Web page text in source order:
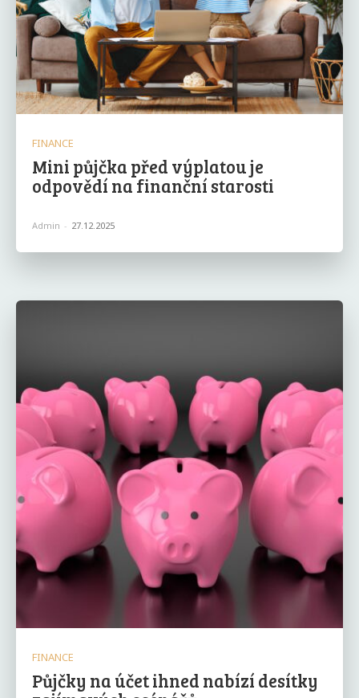
FINANCE
Mini půjčka před výplatou je
odpovědí na finanční starosti
Admin - 27.12.2025
FINANCE
Půjčky na účet ihned nabízí desítky